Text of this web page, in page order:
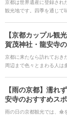
過ごしやすい季節で、道も
り。市内は鉄道とバスに乗
土産店も充実しており、誰
エリアの見どころや観光
ベントやお得な公共交通機
す！
京都は世界遺産に登録され
観光地です。四季を通じて
マップで、素敵な旅の計
【京都カップル観
賀茂神社・龍安寺
京都に来たなら訪れておき
周辺まで色々とまわる人は
カフェを合わせてご紹介し
【雨の京都】濡れ
安寺のおすすめス
雨の日の京都観光では、傘